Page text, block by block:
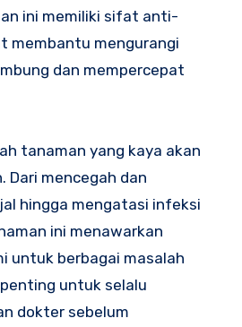
ini memiliki sifat anti-
membantu mengurangi
dan mempercepat
tanaman yang kaya akan
mencegah dan
hingga mengatasi infeksi
ini menawarkan
untuk berbagai masalah
untuk selalu
dokter sebelum